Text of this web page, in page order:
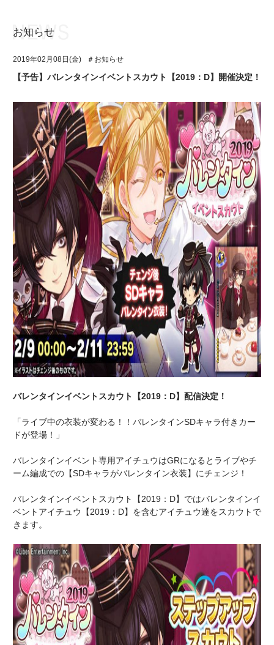
アプリゲーム
イベント・キャンペーン
ミュージック
グッズ・本
ギャラリー
ユニット&キャラクター
アプリゲーム
イベント・キャンペーン
ミュージック
グッズ・本
ギャラリー
お知らせ
2019年02月08日(金) ＃お知らせ
【予告】バレンタインイベントスカウト【2019：D】開催決定！
バレンタインイベントスカウト【2019：D】配信決定！
「ライブ中の衣装が変わる！！バレンタインSDキャラ付きカー
ドが登場！」
バレンタインイベント専用アイチュウはGRになるとライブやチ
ーム編成での【SDキャラがバレンタイン衣装】にチェンジ！
バレンタインイベントスカウト【2019：D】ではバレンタインイ
ベントアイチュウ【2019：D】を含むアイチュウ達をスカウトで
きます。